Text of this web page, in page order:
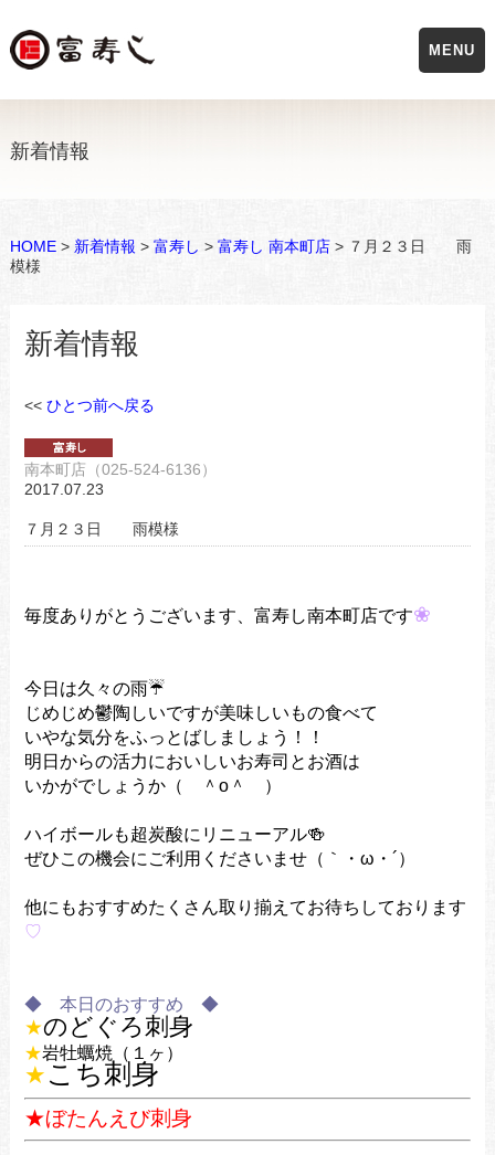
新着情報
HOME> 新着情報 > 富寿し > 富寿し 南本町店> ７月２３日 雨
模様
新着情報
<< ひとつ前へ戻る
南本町店（025-524-6136）
2017.07.23
７月２３日 雨模様
毎度ありがとうございます、富寿し南本町店です❀
今日は久々の雨☔
じめじめ鬱陶しいですが美味しいもの食べて
いやな気分をふっとばしましょう！！
明日からの活力においしいお寿司とお酒は
いかがでしょうか（ ＾o＾ ）
ハイボールも超炭酸にリニューアル🍻
ぜひこの機会にご利用くださいませ（｀・ω・´）
他にもおすすめたくさん取り揃えてお待ちしております
♡
◆ 本日のおすすめ ◆
★のどぐろ刺身
★岩牡蠣焼（１ヶ）
★ こち刺身
★ぼたんえび刺身
MENU